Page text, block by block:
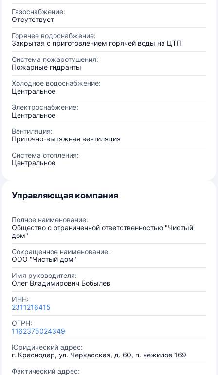
Газоснабжение:
Отсутствует
Горячее водоснабжение:
Закрытая с приготовлением горячей воды на ЦТП
Система пожаротушения:
Пожарные гидранты
Холодное водоснабжение:
Центральное
Электроснабжение:
Центральное
Вентиляция:
Приточно-вытяжная вентиляция
Система отопления:
Центральное
Управляющая компания
Полное наименование:
Общество с ограниченной ответственностью "Чистый
дом"
Сокращенное наименование:
ООО "Чистый дом"
Имя руководителя:
Олег Владимирович Бобылев
ИНН:
2311216415
ОГРН:
1162375024349
Юридический адрес:
г. Краснодар, ул. Черкасская, д. 60, п. нежилое 169
Фактический адрес: